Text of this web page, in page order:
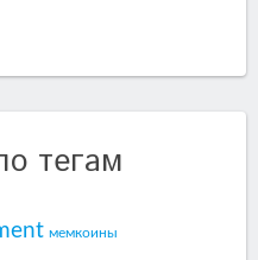
тегам
мемкоины